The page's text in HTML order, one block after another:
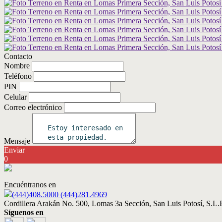
Contacto
Nombre
Teléfono
PIN
Celular
Correo electrónico
Mensaje
Enviar
0
Encuéntranos en
(444)408.5000 (444)281.4969
Cordillera Arakán No. 500, Lomas 3a Sección, San Luis Potosí,
Síguenos en